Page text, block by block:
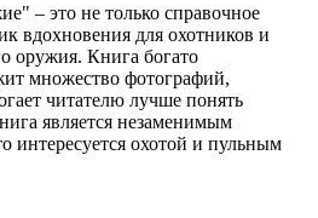
– это не только справочное
вдохновения для охотников и
оружия. Книга богато
множество фотографий,
читателю лучше понять
является незаменимым
интересуется охотой и пульным